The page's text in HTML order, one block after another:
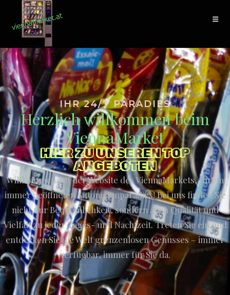
IHR 24/7 PARADIES
Herzlich willkommen beim
ViennaMarket
HIER ZU UNSEREN TOP
ANGEBOTEN
Willkommen auf der Website des ViennaMarkets, Ihrem
immer geöffneten Automatenparadies! Bei uns finden Sie
nicht nur Bequemlichkeit, sondern auch Qualität und
Vielfalt zu jeder Tages- und Nachtzeit. Treten Sie ein und
entdecken Sie die Welt grenzenlosen Genusses – immer
verfügbar, immer für Sie da.